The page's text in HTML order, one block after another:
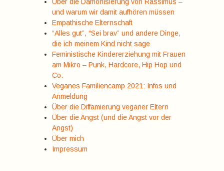
und warum wir damit aufhören müssen
Empathische Elternschaft
“Alles gut”, “Sei brav” und andere Dinge,
die ich meinem Kind nicht sage
Feministische Kindererziehung mit Frauen
am Mikro – Punk, Hardcore, Hip Hop und
Co.
Veganes Familiencamp 2021: Infos und
Anmeldung
Über die Diffamierung veganer Eltern
Über die Angst (und die Angst vor der
Angst)
Über mich
Impressum